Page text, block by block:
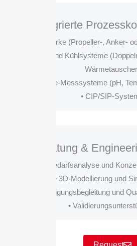
Integrierte
• Rührwerke (Propeller-, Anker-
• Heiz- und Kühlsysteme
• Inline-Messsysteme (pH,
• CIP/SIP-
Beratung &
• Bedarfsanalyse und
• 3D-Modellierung und
• Fertigungsbegleitung und
•